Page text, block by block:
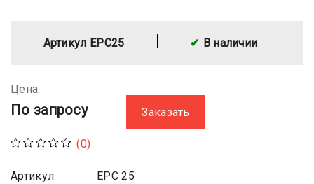
Артикул EPC25 В наличии
Цена:
По запросу Заказать
(0)
Артикул
EPC 25